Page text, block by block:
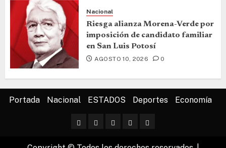
Nacional
Riesga alianza Morena-Verde por
imposición de candidato familiar
en San Luis Potosí
AGOSTO 10, 2026 0
Portada Nacional ESTADOS Deportes Economía